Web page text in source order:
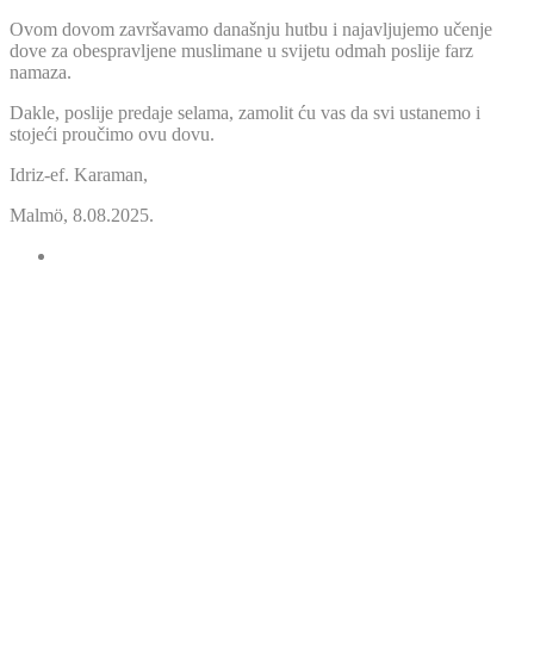
Ovom dovom završavamo današnju hutbu i najavljujemo učenje
dove za obespravljene muslimane u svijetu odmah poslije farz
namaza.
Dakle, poslije predaje selama, zamolit ću vas da svi ustanemo i
stojeći proučimo ovu dovu.
Idriz-ef. Karaman,
Malmö, 8.08.2025.